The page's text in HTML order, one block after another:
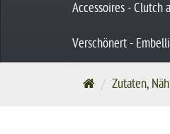
Accessoires - Clutch
Verschönert -
S
Zutaten,